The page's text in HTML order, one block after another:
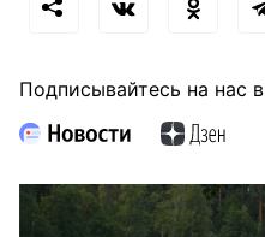
Подписывайтесь на нас в